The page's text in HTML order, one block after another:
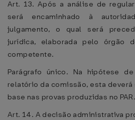
Art. 13. Após a análise de
será encaminhado à
julgamento, o qual será
jurídica, elaborada pelo órgão
competente.
Parágrafo único. Na hipótese
relatório da comissão, esta
base nas provas produzidas no PAR.
Art. 14. A decisão administrativa